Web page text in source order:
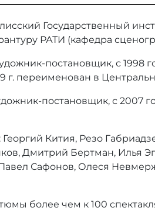
Государственный
РАТИ (кафедра
постановщик, с 1998
г. переименован в
постановщик, с 2007
Кития, Резо
Дмитрий Бертман, Илья
Сафонов, Олеся
более чем к 100